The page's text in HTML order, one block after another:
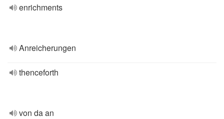
enrichments
Anreicherungen
thenceforth
von da an